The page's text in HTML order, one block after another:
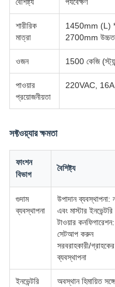
শারীরিক
মাত্রা
1450mm (L)
2700mm
ওজন 1500 কেজি
পাওয়ার
প্রয়োজনীয়তা
220VAC,
সফ্টওয়্যার ক্ষমতা
ফাংশন
বিভাগ
বৈশিষ্ট্য
গুদাম
ব্যবস্থাপনা
উপাদান
এবং মাস্টার
টাওয়ার
সেটআপ করুন
সরবরাহকারী/
ব্যবস্থাপনা
ইনভেন্টরি
অবস্থান হিমায়িত